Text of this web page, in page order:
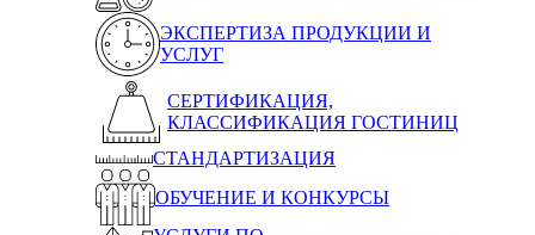
ЭКСПЕРТИЗА ПРОДУКЦИИ И
УСЛУГ
СЕРТИФИКАЦИЯ,
КЛАССИФИКАЦИЯ ГОСТИНИЦ
СТАНДАРТИЗАЦИЯ
ОБУЧЕНИЕ И КОНКУРСЫ